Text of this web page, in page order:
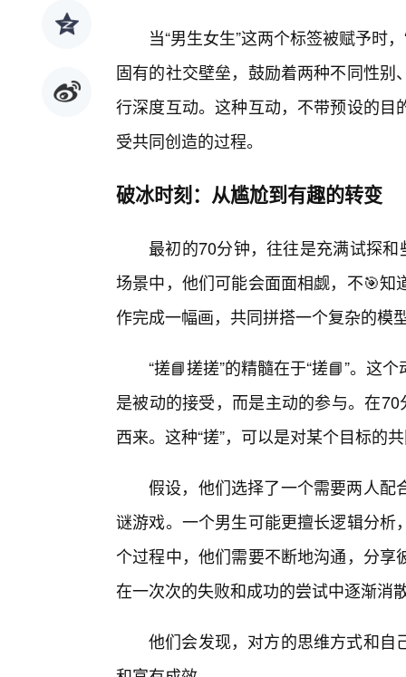
当“男生女生”这两个标签被赋予时
固有的社交壁垒，鼓励着两种不同性
行深度互动。这种互动，不带预设的
受共同创造的过程。
破冰时刻：从尴尬到有趣的转变
最初的70分钟，往往是充满试探
场景中，他们可能会面面相觑，不🎯
作完成一幅画，共同拼搭一个复杂的模
“搓📘搓搓”的精髓在于“搓📘”。这
是被动的接受，而是主动的参与。在
西来。这种“搓”，可以是对某个目标的
假设，他们选择了一个需要两人配
谜游戏。一个男生可能更擅长逻辑分
个过程中，他们需要不断地沟通，分
在一次次的失败和成功的尝试中逐渐消
他们会发现，对方的思维方式和自